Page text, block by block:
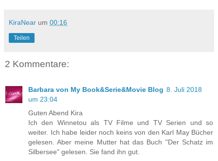
KiraNear um 00:16
Teilen
2 Kommentare:
Barbara von My Book&Serie&Movie Blog 8. Juli 2018
um 23:04
Guten Abend Kira
Ich den Winnetou als TV Filme und TV Serien und so
weiter. Ich habe leider noch keins von den Karl May Bücher
gelesen. Aber meine Mutter hat das Buch "Der Schatz im
Silbersee" gelesen. Sie fand ihn gut.